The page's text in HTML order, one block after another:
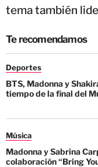
tema también
Te recomendamos
Deportes
BTS, Madonna y
tiempo de la final del
Música
Madonna y Sabrina
colaboración “Bring